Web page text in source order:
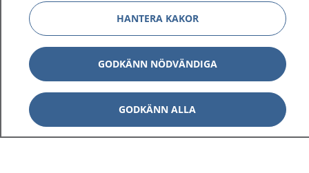
HANTERA KAKOR
GODKÄNN NÖDVÄNDIGA
GODKÄNN ALLA